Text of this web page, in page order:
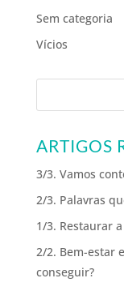
Sem categoria
Vícios
ARTIGOS
3/3. Vamos
2/3. Palavras
1/3. Restaurar
2/2. Bem-estar
conseguir?